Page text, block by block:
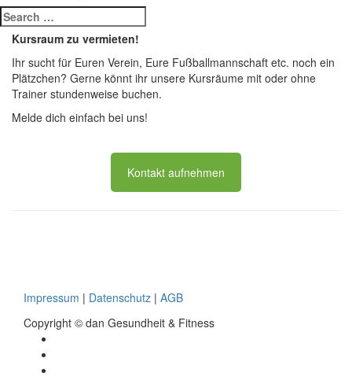
Search
for:
Kursraum zu vermieten!
Ihr sucht für Euren Verein, Eure Fußballmannschaft etc. noch ein
Plätzchen? Gerne könnt ihr unsere Kursräume mit oder ohne
Trainer stundenweise buchen.
Melde dich einfach bei uns!
Kontakt aufnehmen
Impressum | Datenschutz | AGB
Copyright © dan Gesundheit & Fitness